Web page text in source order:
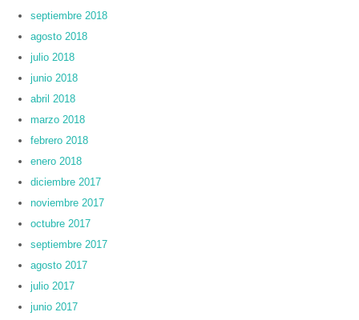
septiembre 2018
agosto 2018
julio 2018
junio 2018
abril 2018
marzo 2018
febrero 2018
enero 2018
diciembre 2017
noviembre 2017
octubre 2017
septiembre 2017
agosto 2017
julio 2017
junio 2017